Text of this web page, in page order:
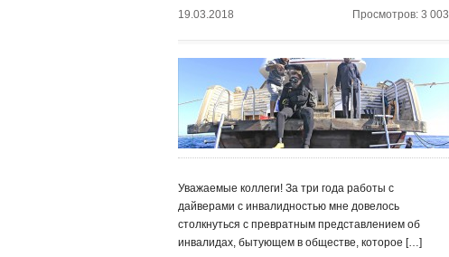
19.03.2018 Просмотров: 3 003
Уважаемые коллеги! За три года работы с
дайверами с инвалидностью мне довелось
столкнуться с превратным представлением об
инвалидах, бытующем в обществе, которое […]